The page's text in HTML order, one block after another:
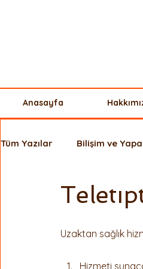
Anasayfa
Tüm Yazılar Bilişim ve
Ticaret Hukuku
Yurt Dışı Yatırım + Şirket
Uzaktan sağlık
Hizmeti